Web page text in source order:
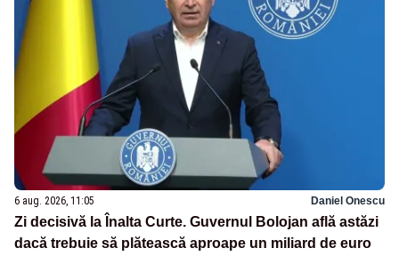
6 aug. 2026, 11:05 Daniel Onescu
Zi decisivă la Înalta Curte. Guvernul Bolojan află astăzi
dacă trebuie să plătească aproape un miliard de euro